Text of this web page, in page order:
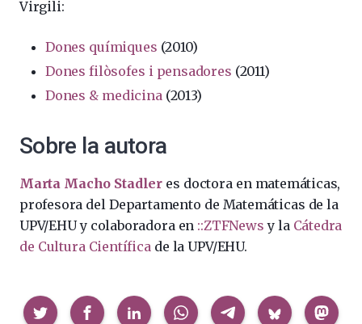
Virgili:
Dones químiques (2010)
Dones filòsofes i pensadores (2011)
Dones & medicina(2013)
Sobre la autora
Marta Macho Stadler es doctora en matemáticas,
profesora del Departamento de Matemáticas de la
UPV/EHU y colaboradora en ::ZTFNews y la Cátedra
de Cultura Científicade la UPV/EHU.
Compartir